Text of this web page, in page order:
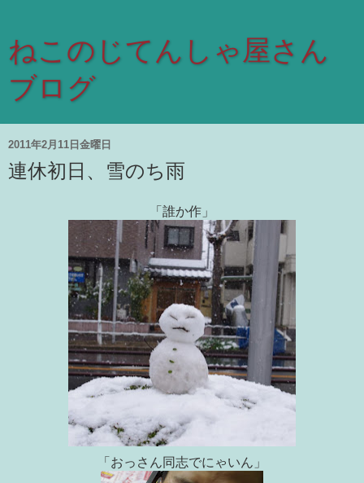
ねこのじてんしゃ屋さん
ブログ
2011年2月11日金曜日
連休初日、雪のち雨
「誰か作」
「おっさん同志でにゃいん」